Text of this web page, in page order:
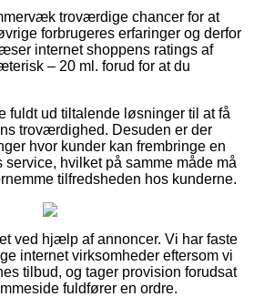
troværdige chancer for at
forbrugeres erfaringer og derfor
internet shoppens ratings af
– 20 ml. forud for at du
fuldt ud tiltalende løsninger til at få
troværdighed. Desuden er der
hvor kunder kan frembringe en
service, hvilket på samme måde må
tilfredsheden hos kunderne.
ved hjælp af annoncer. Vi har faste
internet virksomheder eftersom vi
tilbud, og tager provision forudsat
fuldfører en ordre.